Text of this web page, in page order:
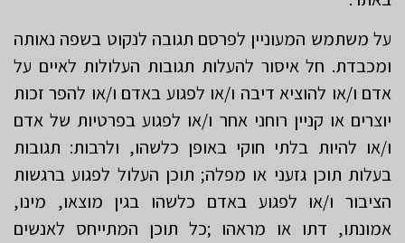
על משתמש המעוניין לפרסם תגובה לנקוט בשפה נאותה
ומכבדת. חל איסור להעלות תגובות העלולות לאיים על
אדם ו/או להוציא דיבה ו/או לפגוע באדם ו/או להפר זכות
יוצרים או קניין רוחני אחר ו/או לפגוע בפרטיות של אדם
ו/או להיות בלתי חוקי באופן כלשהו, ולרבות: תגובות
בעלות תוכן גזעני או מפלה; תוכן העלול לפגוע ברגשות
הציבור ו/או לפגוע באדם כלשהו בגין מוצאו, מינו,
אמונתו, דתו או מראהו ;כל תוכן המתייחס לאנשים